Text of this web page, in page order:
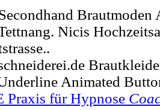
Brautmoden
Nicis
Animated
Praxis für Hypnose